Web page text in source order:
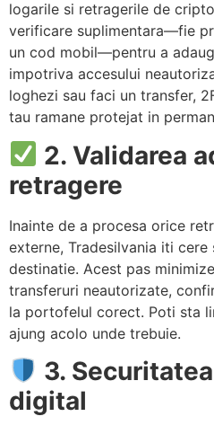
logarile si retragerile de
verificare suplimentara—fie
un cod mobil—pentru a
impotriva accesului
loghezi sau faci un transfer,
tau ramane protejat in
2. Validarea
retragere
Inainte de a procesa orice
externe, Tradesilvania iti
destinatie. Acest pas
transferuri neautorizate,
la portofelul corect. Poti sta
ajung acolo unde trebuie.
3.
digital